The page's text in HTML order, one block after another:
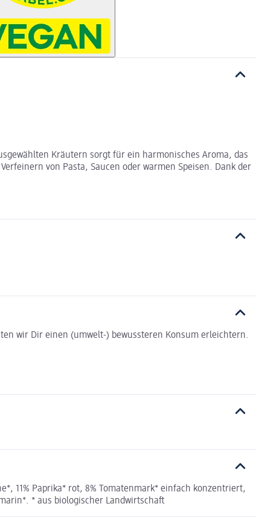
Kräutern sorgt für ein harmonisches Aroma, das
von Pasta, Saucen oder warmen Speisen. Dank der
wir Dir einen (umwelt-) bewussteren Konsum erleichtern.
11% Paprika* rot, 8% Tomatenmark* einfach konzentriert,
* aus biologischer Landwirtschaft